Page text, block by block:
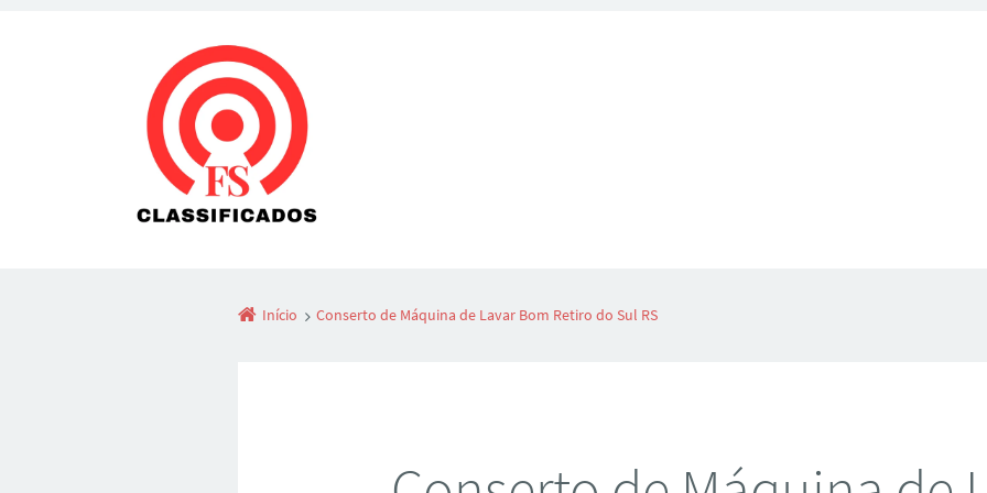
Início Conserto de Máquina de Lavar Bom Retiro do Sul RS